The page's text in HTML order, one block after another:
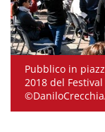
Pubblico in
2018 del